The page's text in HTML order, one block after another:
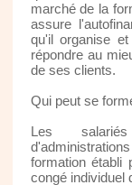
marché de la
assure
qu'il organise
répondre au
de ses clients.
Qui peut se
Les
formation établi
congé individuel